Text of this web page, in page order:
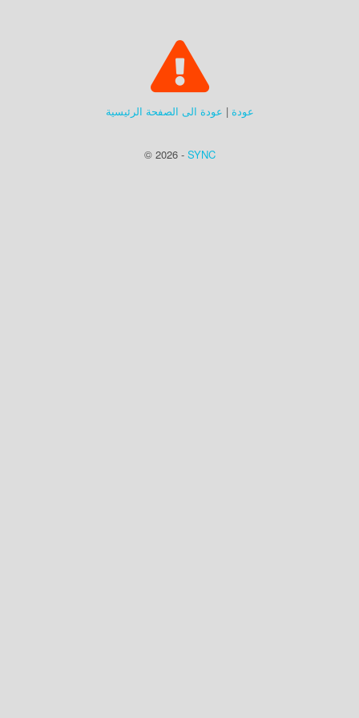
عودة | عودة الى الصفحة الرئيسية
© 2026 - SYNC